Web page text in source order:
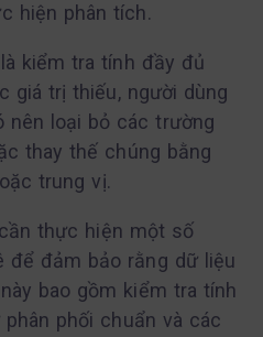
hiện phân tích.
kiểm tra tính đầy đủ
giá trị thiếu, người dùng
nên loại bỏ các trường
thay thế chúng bằng
trung vị.
thực hiện một số
để đảm bảo rằng dữ liệu
bao gồm kiểm tra tính
phối chuẩn và các